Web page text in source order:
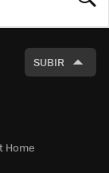
SUBIR
Home